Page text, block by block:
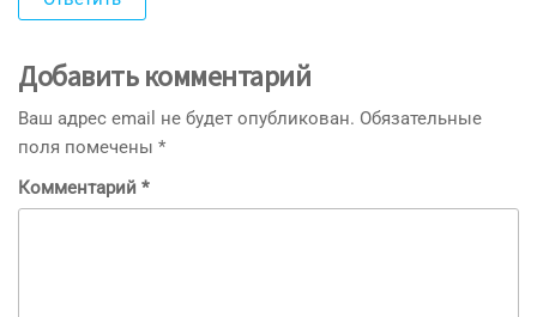
Добавить комментарий
Ваш адрес email не будет опубликован. Обязательные
поля помечены *
Комментарий *